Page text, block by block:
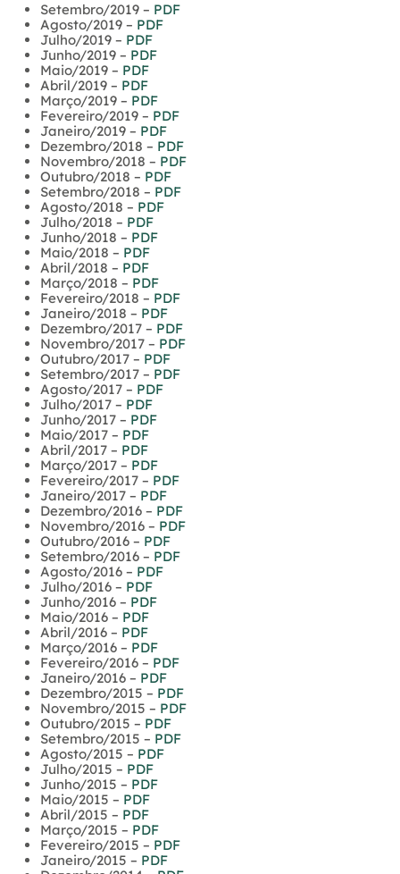
Setembro/2019 – PDF
Agosto/2019 – PDF
Julho/2019 – PDF
Junho/2019 – PDF
Maio/2019 – PDF
Abril/2019 – PDF
Março/2019 – PDF
Fevereiro/2019 – PDF
Janeiro/2019 – PDF
Dezembro/2018 – PDF
Novembro/2018 – PDF
Outubro/2018 – PDF
Setembro/2018 – PDF
Agosto/2018 – PDF
Julho/2018 – PDF
Junho/2018 – PDF
Maio/2018 – PDF
Abril/2018 – PDF
Março/2018 – PDF
Fevereiro/2018 – PDF
Janeiro/2018 – PDF
Dezembro/2017 – PDF
Novembro/2017 – PDF
Outubro/2017 – PDF
Setembro/2017 – PDF
Agosto/2017 – PDF
Julho/2017 – PDF
Junho/2017 – PDF
Maio/2017 – PDF
Abril/2017 – PDF
Março/2017 – PDF
Fevereiro/2017 – PDF
Janeiro/2017 – PDF
Dezembro/2016 – PDF
Novembro/2016 – PDF
Outubro/2016 – PDF
Setembro/2016 – PDF
Agosto/2016 – PDF
Julho/2016 – PDF
Junho/2016 – PDF
Maio/2016 – PDF
Abril/2016 – PDF
Março/2016 – PDF
Fevereiro/2016 – PDF
Janeiro/2016 – PDF
Dezembro/2015 – PDF
Novembro/2015 – PDF
Outubro/2015 – PDF
Setembro/2015 – PDF
Agosto/2015 – PDF
Julho/2015 – PDF
Junho/2015 – PDF
Maio/2015 – PDF
Abril/2015 – PDF
Março/2015 – PDF
Fevereiro/2015 – PDF
Janeiro/2015 – PDF